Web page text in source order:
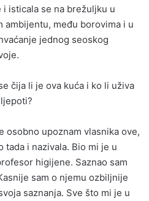
i isticala se na brežuljku u
ambijentu, među borovima i u
jednog seoskog
čija li je ova kuća i ko li uživa
osobno upoznam vlasnika ove,
tada i nazivala. Bio mi je u
higijene. Saznao sam
sam o njemu ozbiljnije
saznanja. Sve što mi je u